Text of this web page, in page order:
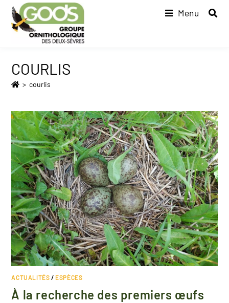
Menu
COURLIS
> courlis
ACTUALITÉS /ESPÈCES
À la recherche des premiers œufs